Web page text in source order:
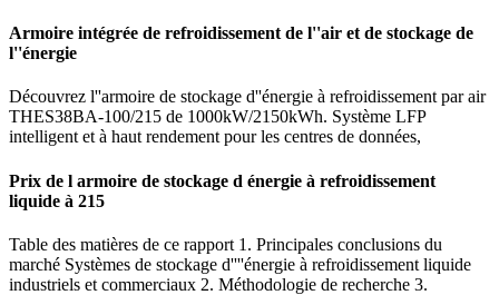
Armoire intégrée de refroidissement de l''air et de stockage de
l''énergie
Découvrez l''armoire de stockage d''énergie à refroidissement par air
THES38BA-100/215 de 1000kW/2150kWh. Système LFP
intelligent et à haut rendement pour les centres de données,
Prix de l armoire de stockage d énergie à refroidissement
liquide à 215
Table des matières de ce rapport 1. Principales conclusions du
marché Systèmes de stockage d''''énergie à refroidissement liquide
industriels et commerciaux 2. Méthodologie de recherche 3.